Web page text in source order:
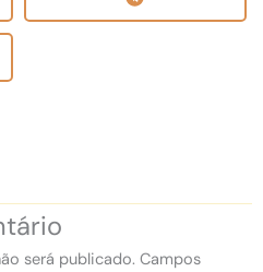
será publicado. Campos